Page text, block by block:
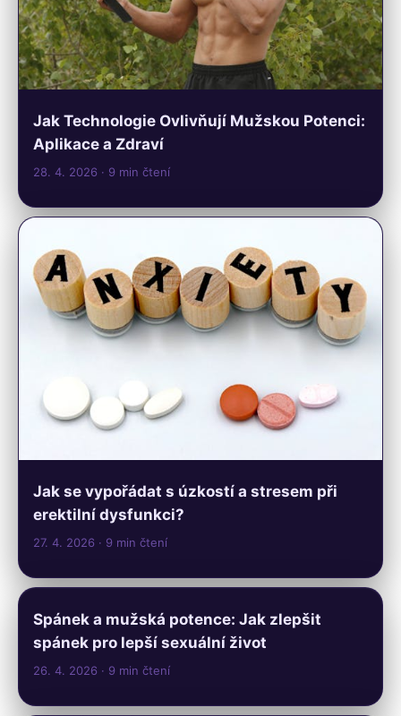
Jak Technologie Ovlivňují Mužskou Potenci:
Aplikace a Zdraví
28. 4. 2026 · 9 min čtení
Jak se vypořádat s úzkostí a stresem při
erektilní dysfunkci?
27. 4. 2026 · 9 min čtení
Spánek a mužská potence: Jak zlepšit
spánek pro lepší sexuální život
26. 4. 2026 · 9 min čtení